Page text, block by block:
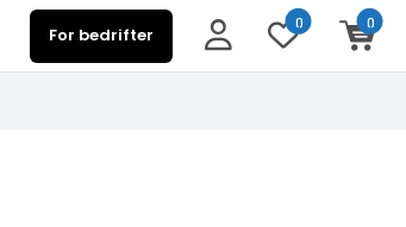
For bedrifter
0 0